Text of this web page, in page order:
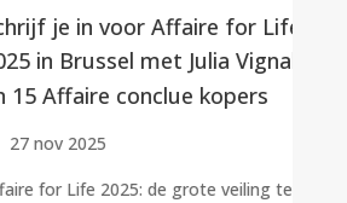
in voor Affaire for Life
met Julia Vignali
conclue kopers
2025: de grote veiling ter